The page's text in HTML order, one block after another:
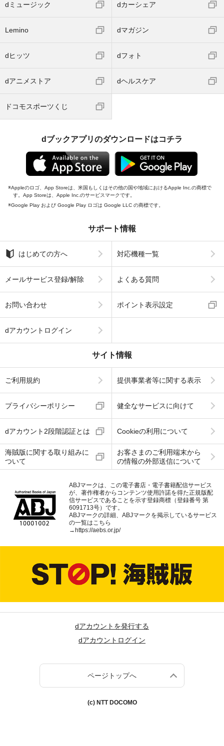
dミュージック dカーシェア
Lemino dマガジン
dヒッツ dフォト
dアニメストア dヘルスケア
ドコモスポーツくじ
dブックアプリのダウンロードはコチラ
Appleのロゴ、App Storeは、米国もしくはその他の国や地域におけるApple Inc.の商標で
す。App Storeは、Apple Inc.のサービスマークです。
Google Play および Google Play ロゴは Google LLC の商標です。
サポート情報
はじめての方へ 対応機種一覧
メールサービス登録/解除 よくある質問
お問い合わせ ポイント表示設定
dアカウントログイン
サイト情報
ご利用規約 提供事業者等に関する表示
プライバシーポリシー 健全なサービスに向けて
dアカウント2段階認証とは Cookieの利用について
海賊版に関する取り組みに
ついて
お客さまのご利用端末から
の情報の外部送信について
ABJマークは、この電子書店・電子書籍配信サービス
が、著作権者からコンテンツ使用許諾を得た正規版配
信サービスであることを示す登録商標（登録番号 第
6091713号）です。
ABJマークの詳細、ABJマークを掲示しているサービス
の一覧はこちら
→ https://aebs.or.jp/
dアカウントを発行する
dアカウントログイン
ページトップへ
(c) NTT DOCOMO